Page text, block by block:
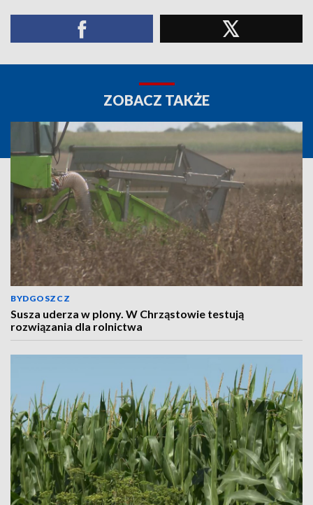
ZOBACZ TAKŻE
BYDGOSZCZ
Susza uderza w plony. W Chrząstowie testują
rozwiązania dla rolnictwa